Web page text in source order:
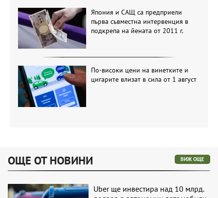
Япония и САЩ са предприели
първа съвместна интервенция в
подкрепа на йената от 2011 г.
По-високи цени на винетките и
цигарите влизат в сила от 1 август
ОЩЕ ОТ НОВИНИ ВИЖ ОЩЕ
Uber ще инвестира над 10 млрд.